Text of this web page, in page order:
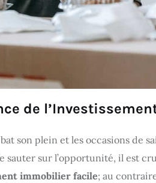
de
bat son plein et les occasions de
sauter sur l’opportunité, il est
immobilier facile; au